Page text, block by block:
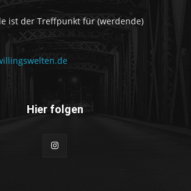
ist der Treffpunkt für (werdende)
Hier folgen